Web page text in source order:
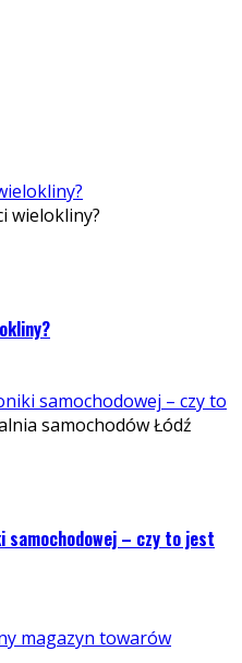
samochodowej – czy to
samochodowej – czy to jest
magazyn towarów